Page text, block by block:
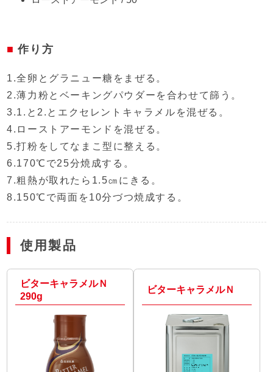
作り方
1.全卵とグラニュー糖をまぜる。
2.薄力粉とベーキングパウダーを合わせて篩う。
3.1.と2.とエクセレントキャラメルを混ぜる。
4.ローストアーモンドを混ぜる。
5.打粉をしてなまこ型に整える。
6.170℃で25分焼成する。
7.粗熱が取れたら1.5㎝にきる。
8.150℃で両面を10分づつ焼成する。
使用製品
ビターキャラメルＮ
290g
ビターキャラメルＮ